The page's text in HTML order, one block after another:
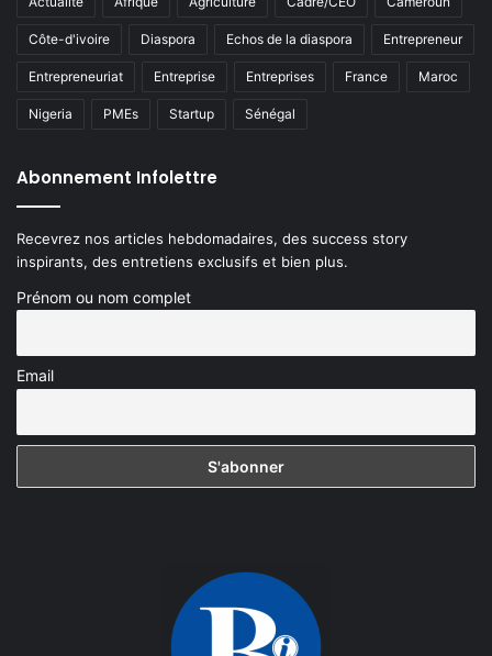
Côte-d'ivoire Diaspora Echos de la diaspora Entrepreneur
Entrepreneuriat Entreprise Entreprises France Maroc
Nigeria PMEs Startup Sénégal
Abonnement Infolettre
Recevrez nos articles hebdomadaires, des success story
inspirants, des entretiens exclusifs et bien plus.
Prénom ou nom complet
Email